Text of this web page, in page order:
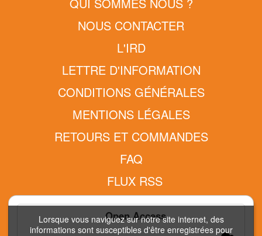
Lorsque vous naviguez sur notre site internet, des
informations sont susceptibles d'être enregistrées pour
Open Access
NOUS CONTACTER
L'IRD
LETTRE D'INFORMATION
CONDITIONS GÉNÉRALES
MENTIONS LÉGALES
RETOURS ET COMMANDES
FAQ
FLUX RSS
DONNÉES PERSONNELLES - RGPD
COPYRIGHT © 2026 IRD EDITIONS ET NUXOS PUBLISHING